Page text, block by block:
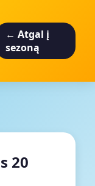
← Atgal į
sezoną
20